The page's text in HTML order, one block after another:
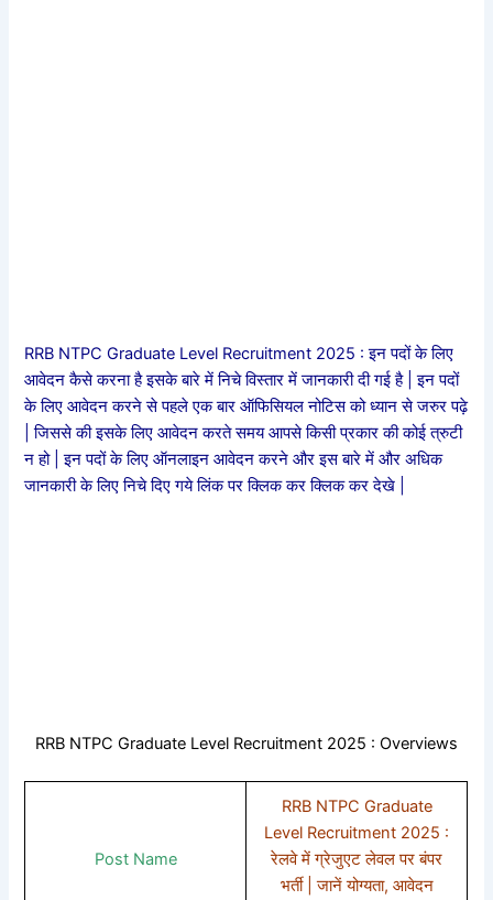
RRB NTPC Graduate Level Recruitment 2025 : इन पदों के लिए
आवेदन कैसे करना है इसके बारे में निचे विस्तार में जानकारी दी गई है | इन पदों
के लिए आवेदन करने से पहले एक बार ऑफिसियल नोटिस को ध्यान से जरुर पढ़े
| जिससे की इसके लिए आवेदन करते समय आपसे किसी प्रकार की कोई त्रुटी
न हो | इन पदों के लिए ऑनलाइन आवेदन करने और इस बारे में और अधिक
जानकारी के लिए निचे दिए गये लिंक पर क्लिक कर क्लिक कर देखे |
RRB NTPC Graduate Level Recruitment 2025 : Overviews
Post Name
RRB NTPC Graduate
Level Recruitment 2025 :
रेलवे में ग्रेजुएट लेवल पर बंपर
भर्ती | जानें योग्यता, आवेदन